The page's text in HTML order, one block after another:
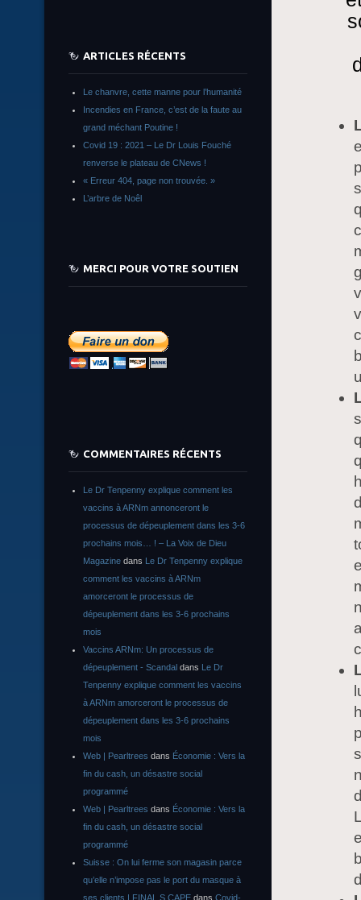
ARTICLES RÉCENTS
Le chanvre, cette manne pour l’humanité
Incendies en France, c’est de la faute au
grand méchant Poutine !
Covid 19 : 2021 – Le Dr Louis Fouché
renverse le plateau de CNews !
« Erreur 404, page non trouvée. »
L’arbre de Noêl
MERCI POUR VOTRE SOUTIEN
COMMENTAIRES RÉCENTS
Le Dr Tenpenny explique comment les
vaccins à ARNm annonceront le
processus de dépeuplement dans les 3-6
prochains mois… ! – La Voix de Dieu
Magazine dans Le Dr Tenpenny explique
comment les vaccins à ARNm
amorceront le processus de
dépeuplement dans les 3-6 prochains
mois
Vaccins ARNm: Un processus de
dépeuplement - Scandal dans Le Dr
Tenpenny explique comment les vaccins
à ARNm amorceront le processus de
dépeuplement dans les 3-6 prochains
mois
Web | Pearltrees dans Économie : Vers la
fin du cash, un désastre social
programmé
Web | Pearltrees dans Économie : Vers la
fin du cash, un désastre social
programmé
Suisse : On lui ferme son magasin parce
qu’elle n’impose pas le port du masque à
ses clients | FINAL S CAPE dans Covid-